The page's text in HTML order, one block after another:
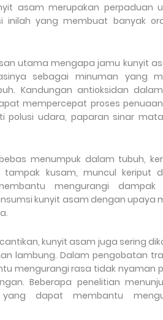
asam merupakan perpaduan
inilah yang membuat banyak
utama mengapa jamu kunyit
sebagai minuman yang
Kandungan antioksidan
mempercepat proses
polusi udara, paparan sinar
menumpuk dalam tubuh,
tampak kusam, muncul keriput
mengurangi
kunyit asam dengan
kunyit asam juga sering
lambung. Dalam pengobatan
mengurangi rasa tidak nyaman
Beberapa penelitian
yang dapat membantu